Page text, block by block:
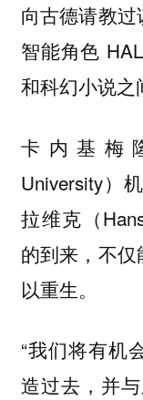
向古德请教
智能角色
和科幻小说之
卡内基梅
University）
拉维克（
的到来，不
以重生。
“我们将有机
造过去，并